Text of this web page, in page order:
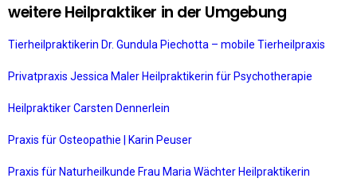
weitere Heilpraktiker in der Umgebung
Tierheilpraktikerin Dr. Gundula Piechotta – mobile Tierheilpraxis
Privatpraxis Jessica Maler Heilpraktikerin für Psychotherapie
Heilpraktiker Carsten Dennerlein
Praxis für Osteopathie | Karin Peuser
Praxis für Naturheilkunde Frau Maria Wächter Heilpraktikerin